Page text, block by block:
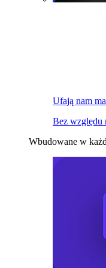
Ufają nam
Bez względu
Wbudowane w